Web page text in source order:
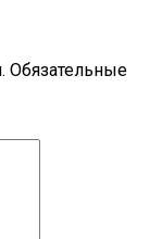
Обязательные